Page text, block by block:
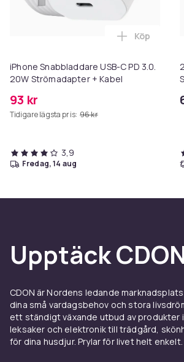
iPhone Snabbladdare USB-C PD 3.0.
20W Strömadapter + Kabel
93 kr
Tidigare lägsta pris: 96 kr
Lägg till
Köp
3,9
fredag, 14 aug
Upptäck
CDON är Nordens ledande
dina små vardagsbehov och stora
ett ständigt växande utbud av produkter
leksaker och elektronik till trädgård,
för dina husdjur. Prylar för livet helt enkelt.